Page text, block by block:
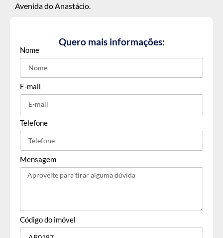
Avenida do Anastácio.
Quero mais informações:
Nome
E-mail
Telefone
Mensagem
Código do imóvel